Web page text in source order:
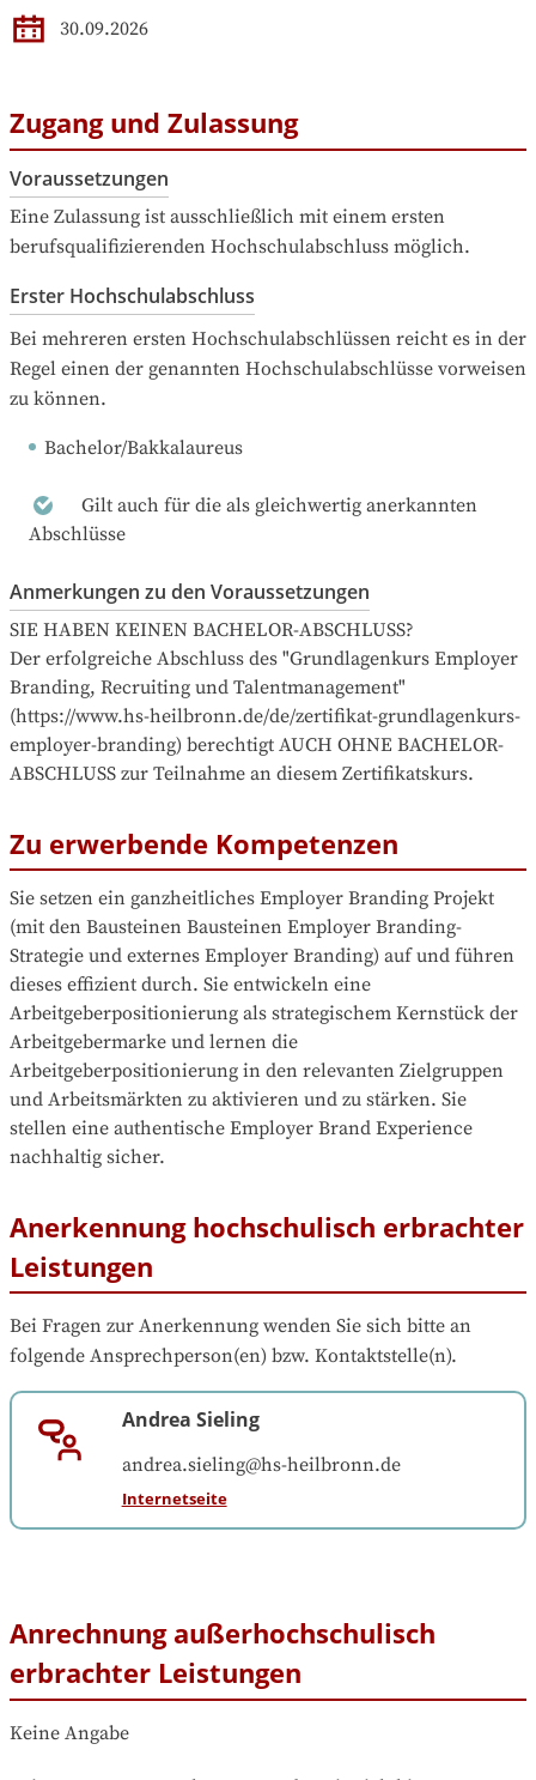
30.09.2026
Zugang und Zulassung
Voraussetzungen
Eine Zulassung ist ausschließlich mit einem ersten
berufsqualifizierenden Hochschulabschluss möglich.
Erster Hochschulabschluss
Bei mehreren ersten Hochschulabschlüssen reicht es in der
Regel einen der genannten Hochschulabschlüsse vorweisen
zu können.
Bachelor/Bakkalaureus
Gilt auch für die als gleichwertig anerkannten
Abschlüsse
Anmerkungen zu den Voraussetzungen
SIE HABEN KEINEN BACHELOR-ABSCHLUSS?
Der erfolgreiche Abschluss des "Grundlagenkurs Employer
Branding, Recruiting und Talentmanagement"
(https://www.hs-heilbronn.de/de/zertifikat-grundlagenkurs-
employer-branding) berechtigt AUCH OHNE BACHELOR-
ABSCHLUSS zur Teilnahme an diesem Zertifikatskurs.
Zu erwerbende Kompetenzen
Sie setzen ein ganzheitliches Employer Branding Projekt
(mit den Bausteinen Bausteinen Employer Branding-
Strategie und externes Employer Branding) auf und führen
dieses effizient durch. Sie entwickeln eine
Arbeitgeberpositionierung als strategischem Kernstück der
Arbeitgebermarke und lernen die
Arbeitgeberpositionierung in den relevanten Zielgruppen
und Arbeitsmärkten zu aktivieren und zu stärken. Sie
stellen eine authentische Employer Brand Experience
nachhaltig sicher.
Anerkennung hochschulisch erbrachter
Leistungen
Bei Fragen zur Anerkennung wenden Sie sich bitte an
folgende Ansprechperson(en) bzw. Kontaktstelle(n).
Andrea Sieling
andrea.sieling@hs-heilbronn.de
Internetseite
Anrechnung außerhochschulisch
erbrachter Leistungen
Keine Angabe